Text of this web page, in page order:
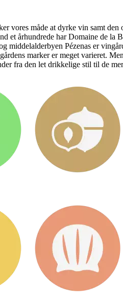
vores måde at dyrke vin samt
et århundrede har Domaine de
middelalderbyen Pézenas er
marker er meget varieret.
fra den let drikkelige stil til de